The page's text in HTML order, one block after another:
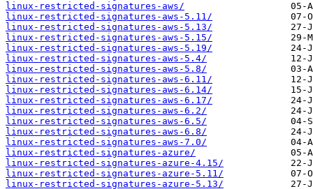
linux-restricted-signatures-aws/
linux-restricted-signatures-aws-5.11/
linux-restricted-signatures-aws-5.13/
linux-restricted-signatures-aws-5.15/
linux-restricted-signatures-aws-5.19/
linux-restricted-signatures-aws-5.4/
linux-restricted-signatures-aws-5.8/
linux-restricted-signatures-aws-6.11/
linux-restricted-signatures-aws-6.14/
linux-restricted-signatures-aws-6.17/
linux-restricted-signatures-aws-6.2/
linux-restricted-signatures-aws-6.5/
linux-restricted-signatures-aws-6.8/
linux-restricted-signatures-aws-7.0/
linux-restricted-signatures-azure/
linux-restricted-signatures-azure-4.15/
linux-restricted-signatures-azure-5.11/
linux-restricted-signatures-azure-5.13/